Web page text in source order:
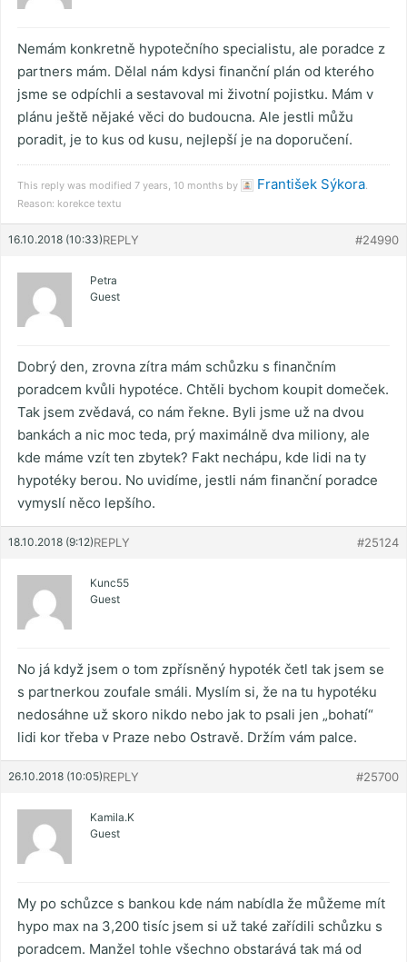
Nemám konkretně hypotečního specialistu, ale poradce z
partners mám. Dělal nám kdysi finanční plán od kterého
jsme se odpíchli a sestavoval mi životní pojistku. Mám v
plánu ještě nějaké věci do budoucna. Ale jestli můžu
poradit, je to kus od kusu, nejlepší je na doporučení.
This reply was modified 7 years, 10 months by František Sýkora.
Reason: korekce textu
16.10.2018 (10:33) #24990
REPLY
Petra
Guest
Dobrý den, zrovna zítra mám schůzku s finančním
poradcem kvůli hypotéce. Chtěli bychom koupit domeček.
Tak jsem zvědavá, co nám řekne. Byli jsme už na dvou
bankách a nic moc teda, prý maximálně dva miliony, ale
kde máme vzít ten zbytek? Fakt nechápu, kde lidi na ty
hypotéky berou. No uvidíme, jestli nám finanční poradce
vymyslí něco lepšího.
18.10.2018 (9:12) #25124
REPLY
Kunc55
Guest
No já když jsem o tom zpřísněný hypoték četl tak jsem se
s partnerkou zoufale smáli. Myslím si, že na tu hypotéku
nedosáhne už skoro nikdo nebo jak to psali jen „bohatí“
lidi kor třeba v Praze nebo Ostravě. Držím vám palce.
26.10.2018 (10:05) #25700
REPLY
Kamila.K
Guest
My po schůzce s bankou kde nám nabídla že můžeme mít
hypo max na 3,200 tisíc jsem si už také zařídili schůzku s
poradcem. Manžel tohle všechno obstarává tak má od